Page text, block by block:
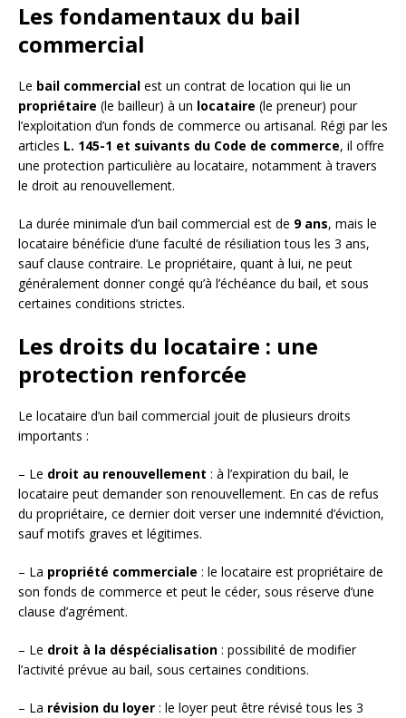
Les fondamentaux du bail
commercial
Le bail commercial est un contrat de location qui lie un
propriétaire (le bailleur) à un locataire (le preneur) pour
l’exploitation d’un fonds de commerce ou artisanal. Régi par les
articles L. 145-1 et suivants du Code de commerce, il offre
une protection particulière au locataire, notamment à travers
le droit au renouvellement.
La durée minimale d’un bail commercial est de 9 ans, mais le
locataire bénéficie d’une faculté de résiliation tous les 3 ans,
sauf clause contraire. Le propriétaire, quant à lui, ne peut
généralement donner congé qu’à l’échéance du bail, et sous
certaines conditions strictes.
Les droits du locataire : une
protection renforcée
Le locataire d’un bail commercial jouit de plusieurs droits
importants :
– Le droit au renouvellement : à l’expiration du bail, le
locataire peut demander son renouvellement. En cas de refus
du propriétaire, ce dernier doit verser une indemnité d’éviction,
sauf motifs graves et légitimes.
– La propriété commerciale : le locataire est propriétaire de
son fonds de commerce et peut le céder, sous réserve d’une
clause d’agrément.
– Le droit à la déspécialisation : possibilité de modifier
l’activité prévue au bail, sous certaines conditions.
– La révision du loyer : le loyer peut être révisé tous les 3